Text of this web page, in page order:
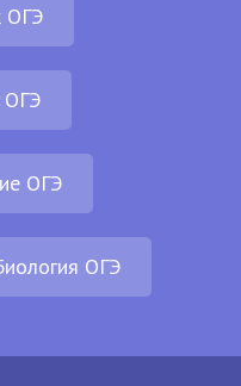
ОГЭ
ОГЭ
ОГЭ
ОГЭ